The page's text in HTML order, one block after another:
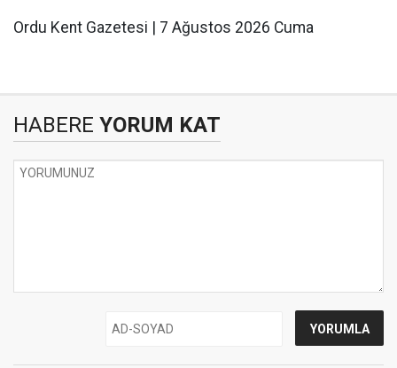
Ordu Kent Gazetesi | 7 Ağustos 2026 Cuma
HABERE YORUM KAT